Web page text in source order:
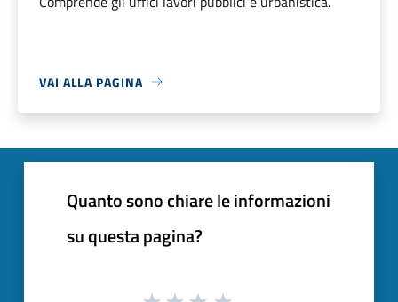
VAI ALLA PAGINA
Quanto sono chiare le informazioni
su questa pagina?